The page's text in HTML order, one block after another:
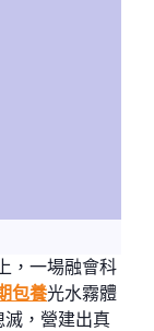
，一場融會科
包養光水霧體
滅，營建出真